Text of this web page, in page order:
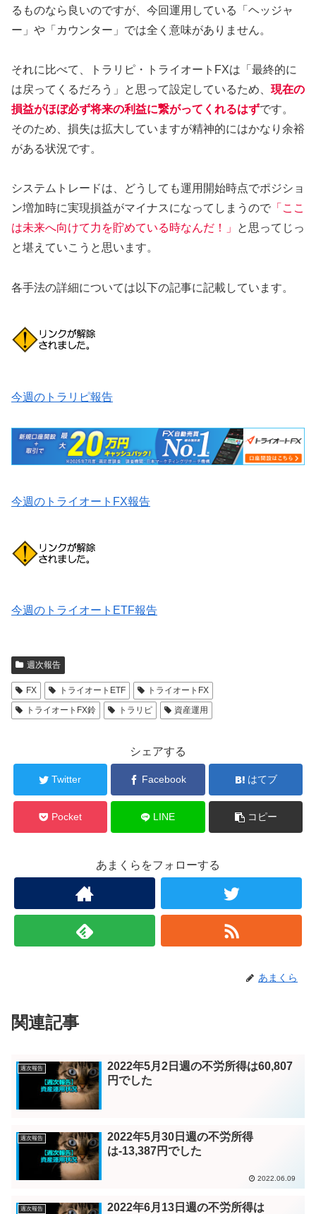
るものなら良いのですが、今回運用している「ヘッジャ
ー」や「カウンター」では全く意味がありません。
それに比べて、トラリピ・トライオートFXは「最終的に
は戻ってくるだろう」と思って設定しているため、 現在の
損益がほぼ必ず将来の利益に繋がってくれるはずです。
そのため、損失は拡大していますが精神的にはかなり余裕
がある状況です。
システムトレードは、どうしても運用開始時点でポジショ
ン増加時に実現損益がマイナスになってしまうので 「ここ
は未来へ向けて力を貯めている時なんだ！」
と思ってじっ
と堪えていこうと思います。
各手法の詳細については以下の記事に記載しています。
今週のトラリピ報告
今週のトライオートFX報告
今週のトライオートETF報告
週次報告
FX トライオートETF
トライオートFX
トライオートFX鈴
トラリピ 資産運用
シェアする
Twitter Facebook はてブ
Pocket LINE コピー
あまくらをフォローする
あまくら
関連記事
週次報告
2022年5月2日週の不労所得は60,807
円でした
週次報告
2022年5月30日週の不労所得
は-13,387円でした
2022.06.09
週次報告
2022年6月13日週の不労所得は